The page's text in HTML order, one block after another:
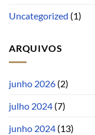
Uncategorized (1)
ARQUIVOS
junho 2026 (2)
julho 2024 (7)
junho 2024 (13)